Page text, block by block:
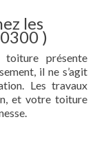
les
)
présente
il ne s’agit
Les travaux
et votre toiture